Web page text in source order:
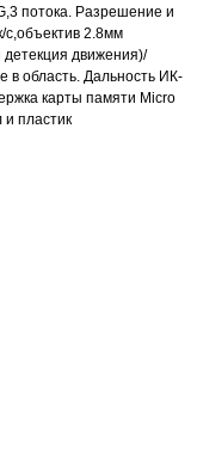
потока. Разрешение и
с,объектив 2.8мм
движения)/
в область. Дальность ИК-
карты памяти Micro
пластик